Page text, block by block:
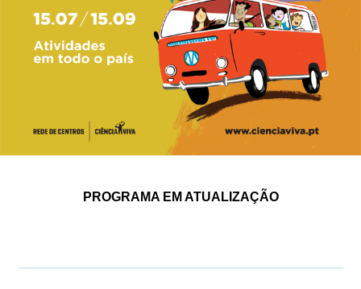
PROGRAMA EM ATUALIZAÇÃO